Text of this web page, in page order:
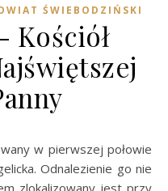
ŚWIEBODZIŃSKI
Kościół
Odnalezienie go nie
zlokalizowany jest przy